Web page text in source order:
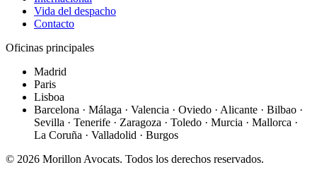
Vida del despacho
Contacto
Oficinas principales
Madrid
Paris
Lisboa
Barcelona · Málaga · Valencia · Oviedo · Alicante · Bilbao ·
Sevilla · Tenerife · Zaragoza · Toledo · Murcia · Mallorca ·
La Coruña · Valladolid · Burgos
© 2026 Morillon Avocats. Todos los derechos reservados.